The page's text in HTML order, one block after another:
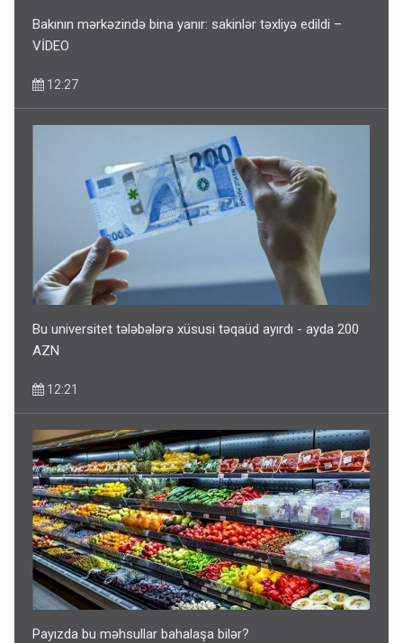
Bakının mərkəzində bina yanır: sakinlər təxliyə edildi –
VİDEO
12:27
Bu universitet tələbələrə xüsusi təqaüd ayırdı - ayda 200
AZN
12:21
Payızda bu məhsullar bahalaşa bilər?